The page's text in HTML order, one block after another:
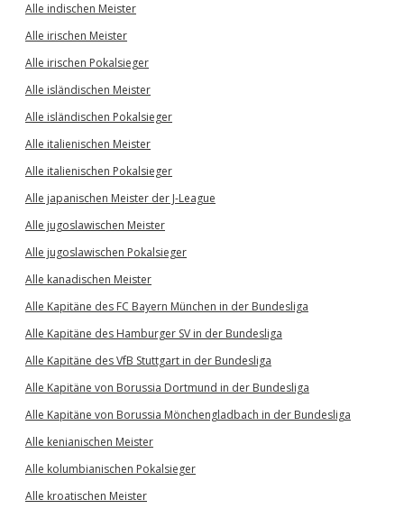
Alle indischen Meister
Alle irischen Meister
Alle irischen Pokalsieger
Alle isländischen Meister
Alle isländischen Pokalsieger
Alle italienischen Meister
Alle italienischen Pokalsieger
Alle japanischen Meister der J-League
Alle jugoslawischen Meister
Alle jugoslawischen Pokalsieger
Alle kanadischen Meister
Alle Kapitäne des FC Bayern München in der Bundesliga
Alle Kapitäne des Hamburger SV in der Bundesliga
Alle Kapitäne des VfB Stuttgart in der Bundesliga
Alle Kapitäne von Borussia Dortmund in der Bundesliga
Alle Kapitäne von Borussia Mönchengladbach in der Bundesliga
Alle kenianischen Meister
Alle kolumbianischen Pokalsieger
Alle kroatischen Meister